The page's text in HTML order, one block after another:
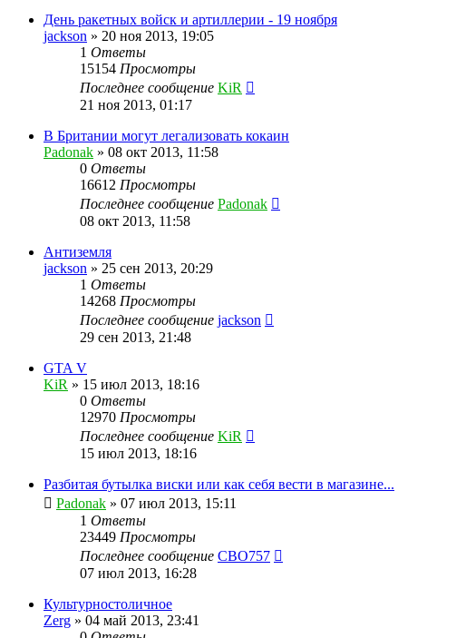
День ракетных войск и артиллерии - 19 ноября
jackson » 20 ноя 2013, 19:05
1 Ответы
15154 Просмотры
Последнее сообщение KiR
21 ноя 2013, 01:17
В Британии могут легализовать кокаин
Padonak » 08 окт 2013, 11:58
0 Ответы
16612 Просмотры
Последнее сообщение Padonak
08 окт 2013, 11:58
Антиземля
jackson » 25 сен 2013, 20:29
1 Ответы
14268 Просмотры
Последнее сообщение jackson
29 сен 2013, 21:48
GTA V
KiR » 15 июл 2013, 18:16
0 Ответы
12970 Просмотры
Последнее сообщение KiR
15 июл 2013, 18:16
Разбитая бутылка виски или как себя вести в магазине...
Padonak » 07 июл 2013, 15:11
1 Ответы
23449 Просмотры
Последнее сообщение CBO757
07 июл 2013, 16:28
Культурностоличное
Zerg » 04 май 2013, 23:41